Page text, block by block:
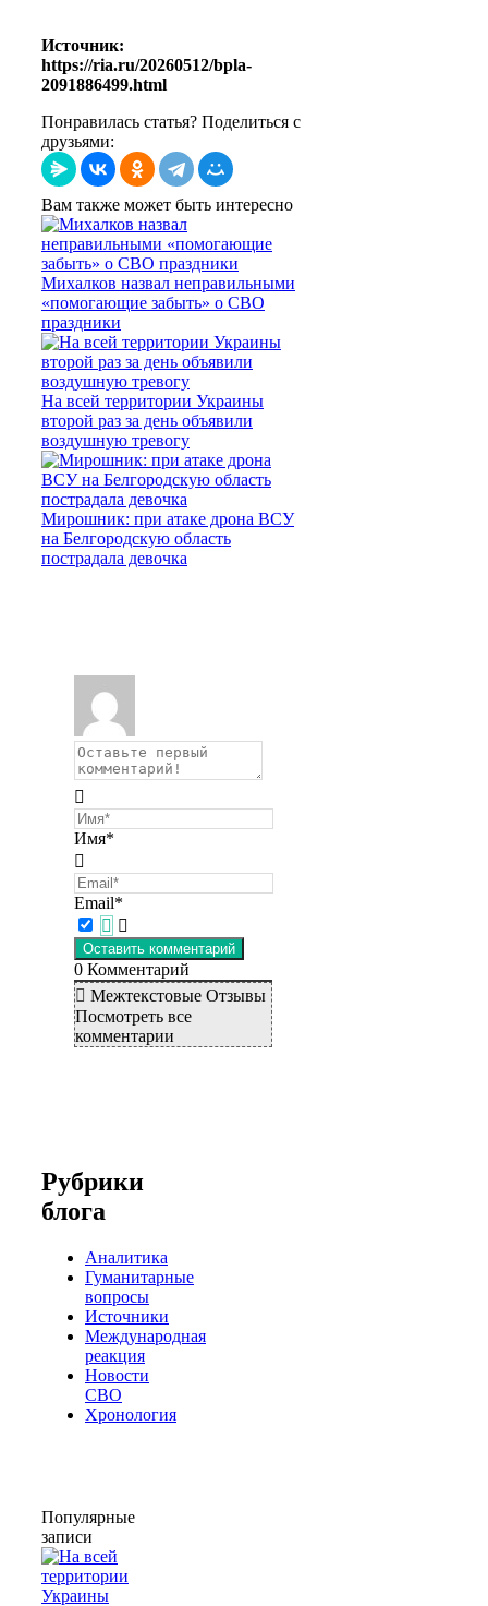
Источник:
https://ria.ru/20260512/bpla-
2091886499.html
Понравилась статья? Поделиться с
друзьями:
Вам также может быть интересно
Михалков назвал неправильными
«помогающие забыть» о СВО
праздники
На всей территории Украины
второй раз за день объявили
воздушную тревогу
Мирошник: при атаке дрона ВСУ
на Белгородскую область
пострадала девочка
Имя*
Email*
0 Комментарий
Межтекстовые Отзывы
Посмотреть все
комментарии
Рубрики
блога
Аналитика
Гуманитарные
вопросы
Источники
Международная
реакция
Новости
СВО
Хронология
Популярные
записи